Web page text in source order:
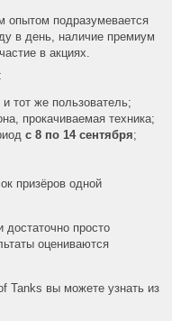
опытом подразумевается
в день, наличие премиум
в акциях.
и тот же пользователь;
прокачиваемая техника;
с 8 по 14 сентября;
призёров одной
просто
оцениваются
Tanks вы можете узнать из